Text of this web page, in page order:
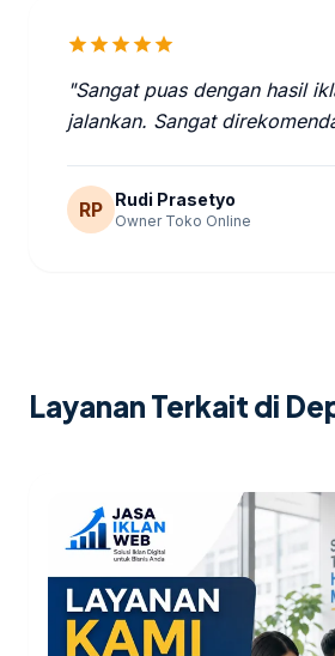
starstarstarstarstar
"Sangat puas dengan hasil
jalankan. Sangat
RP Rudi Prasetyo
Owner Toko Online
Layanan Terkait di